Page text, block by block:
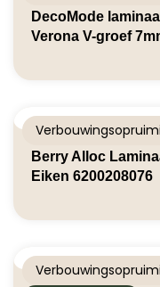
DecoMode
Verona V-groef
Berry Alloc
Eiken 6200208076